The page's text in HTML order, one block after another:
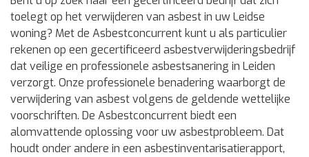
toelegt op het verwijderen van asbest in uw Leidse
woning? Met de Asbestconcurrent kunt u als particulier
rekenen op een gecertificeerd asbestverwijderingsbedrijf
dat veilige en professionele asbestsanering in Leiden
verzorgt. Onze professionele benadering waarborgt de
verwijdering van asbest volgens de geldende wettelijke
voorschriften. De Asbestconcurrent biedt een
alomvattende oplossing voor uw asbestprobleem. Dat
houdt onder andere in een asbestinventarisatierapport,